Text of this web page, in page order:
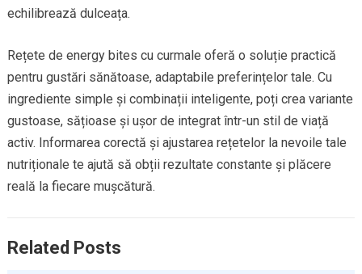
echilibrează dulceața.
Rețete de energy bites cu curmale oferă o soluție practică
pentru gustări sănătoase, adaptabile preferințelor tale. Cu
ingrediente simple și combinații inteligente, poți crea variante
gustoase, sățioase și ușor de integrat într-un stil de viață
activ. Informarea corectă și ajustarea rețetelor la nevoile tale
nutriționale te ajută să obții rezultate constante și plăcere
reală la fiecare mușcătură.
Related Posts